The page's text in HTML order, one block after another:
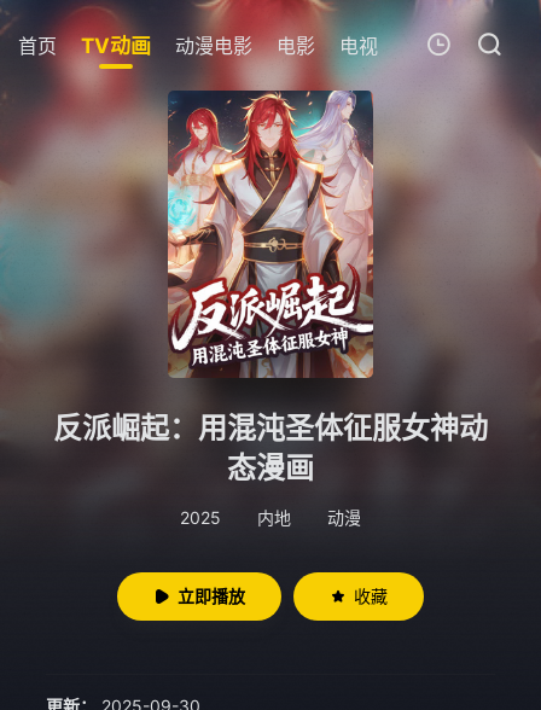
首页 TV动画 动漫电影 电影 电视剧 短剧 追剧
我的观影记录
暂无观看影片的记录
反派崛起：用混沌圣体征服女神动
态漫画
2025 内地 动漫
立即播放 收藏
更新：
2025-09-30